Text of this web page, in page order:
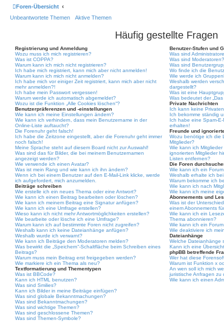
Foren-Übersicht
Unbeantwortete Themen
Aktive Themen
Häufig gestellte Fragen
Registrierung und Anmeldung
Wozu muss ich mich registrieren?
Was ist COPPA?
Warum kann ich mich nicht registrieren?
Ich habe mich registriert, kann mich aber nicht anmelden!
Warum kann ich mich nicht anmelden?
Ich habe mich vor einiger Zeit registriert, kann mich aber nicht
mehr anmelden?!
Ich habe mein Passwort vergessen!
Warum werde ich automatisch abgemeldet?
Wozu ist die Funktion „Alle Cookies löschen“?
Benutzerpräferenzen und -einstellungen
Wie kann ich meine Einstellungen ändern?
Wie kann ich verhindern, dass mein Benutzername in der
Online-Liste auftaucht?
Die Forenuhr geht falsch!
Ich habe die Zeitzone eingestellt, aber die Forenuhr geht immer
noch falsch!
Meine Sprache steht auf diesem Board nicht zur Auswahl!
Was sind das für Bilder, die bei meinem Benutzernamen
angezeigt werden?
Wie verwende ich einen Avatar?
Was ist mein Rang und wie kann ich ihn ändern?
Wenn ich bei einem Benutzer auf den E-Mail-Link klicke, werde
ich aufgefordert, mich anzumelden.
Beiträge schreiben
Wie erstelle ich ein neues Thema oder eine Antwort?
Wie kann ich einen Beitrag bearbeiten oder löschen?
Wie kann ich meinem Beitrag eine Signatur anfügen?
Wie kann ich eine Umfrage erstellen?
Wieso kann ich nicht mehr Antwortmöglichkeiten erstellen?
Wie bearbeite oder lösche ich eine Umfrage?
Warum kann ich auf bestimmte Foren nicht zugreifen?
Weshalb kann ich keine Dateianhänge anfügen?
Weshalb wurde ich verwarnt?
Wie kann ich Beiträge den Moderatoren melden?
Was bewirkt die „Speichern“-Schaltfläche beim Schreiben eines
Beitrags?
Warum muss mein Beitrag erst freigegeben werden?
Wie markiere ich ein Thema als neu?
Textformatierung und Thementypen
Was ist BBCode?
Kann ich HTML benutzen?
Was sind Smilies?
Kann ich Bilder in meine Beiträge einfügen?
Was sind globale Bekanntmachungen?
Was sind Bekanntmachungen?
Was sind wichtige Themen?
Was sind geschlossene Themen?
Was sind Themen-Symbole?
Benutzer-Stufen und
Was sind
Was sind Moderatoren?
Was sind
Wo finde ich die
Wie werde ich
Weshalb werden
dargestellt?
Was ist eine
Was bedeutet der
Private Nachrichten
Ich kann keine
Ich bekomme ständig
Ich habe eine Spam-
erhalten!
Freunde und
Wozu benötige ich die
Mitglieder?
Wie kann ich
ignorierten Mitglieder
Listen entfernen?
Die Foren
Wie kann ich ein
Weshalb erhalte ich
Warum bekomme ich
Wie kann ich nach
Wie kann ich meine
Abonnements und
Was ist der
einem Abonnements
Wie kann ich ein
Thema abonnieren?
Wie kann ich ein
Wie deaktiviere ich
Dateianhänge
Welche Dateianhänge
Kann ich eine
phpBB betreffende
Wer hat diese
Warum ist Funktion x
An wen soll ich mich
juristische Anfragen zu
Wie kann ich einen